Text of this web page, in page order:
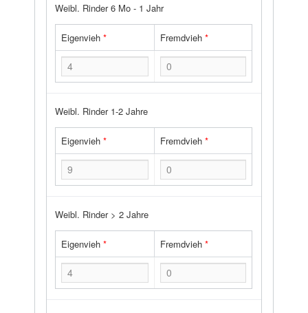
Weibl. Rinder 6 Mo - 1 Jahr
Eigenvieh* Fremdvieh*
Weibl. Rinder 1-2 Jahre
Eigenvieh* Fremdvieh*
Weibl. Rinder > 2 Jahre
Eigenvieh* Fremdvieh*